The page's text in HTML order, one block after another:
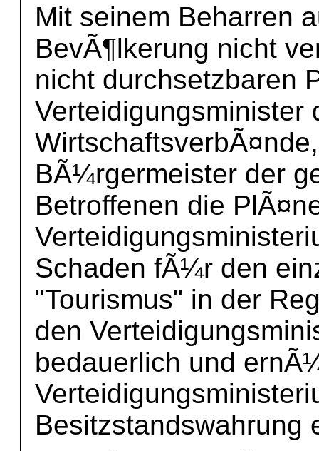
Mit seinem Beharren
BevÃ¶lkerung nicht
nicht durchsetzbaren
BÃ¼rgermeister der
Betroffenen die
Schaden fÃ¼r den
"Tourismus" in der
den
bedauerlich und
Besitzstandswahrung